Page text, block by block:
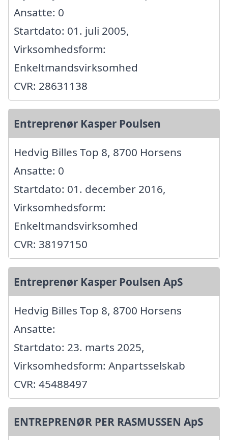
Ansatte: 0
Startdato: 01. juli 2005,
Virksomhedsform:
Enkeltmandsvirksomhed
CVR: 28631138
Entreprenør Kasper Poulsen
Hedvig Billes Top 8, 8700 Horsens
Ansatte: 0
Startdato: 01. december 2016,
Virksomhedsform:
Enkeltmandsvirksomhed
CVR: 38197150
Entreprenør Kasper Poulsen ApS
Hedvig Billes Top 8, 8700 Horsens
Ansatte:
Startdato: 23. marts 2025,
Virksomhedsform: Anpartsselskab
CVR: 45488497
ENTREPRENØR PER RASMUSSEN ApS